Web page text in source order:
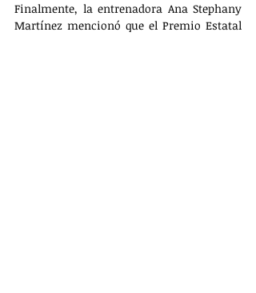
Finalmente, la entrenadora Ana Stephany
Martínez mencionó que el Premio Estatal